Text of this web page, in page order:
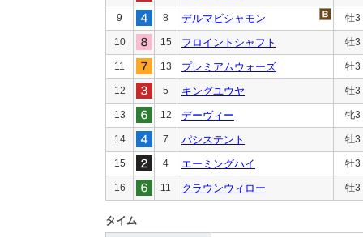
9 8 デルマビシャモン 牡3
10 15 フロイントシャフト 牡3
11 13 プレミアムウォーズ 牡3
12 5 キングユウヤ 牡3
13 12 デーヴィー 牝3
14 7 パシステント 牡3
15 4 エーミングハイ 牡3
16 11 クラウンウィロー 牡3
タイム